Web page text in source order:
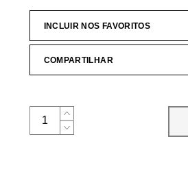
INCLUIR NOS FAVORITOS
COMPARTILHAR